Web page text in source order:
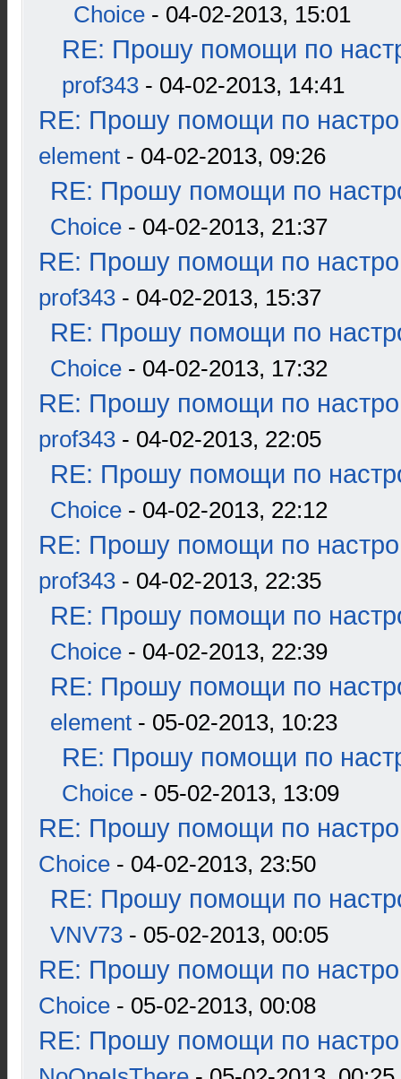
Choice - 04-02-2013, 15:01
RE: Прошу помощи по
prof343 - 04-02-2013, 14:41
RE: Прошу помощи по
element - 04-02-2013, 09:26
RE: Прошу помощи по
Choice - 04-02-2013, 21:37
RE: Прошу помощи по
prof343 - 04-02-2013, 15:37
RE: Прошу помощи по
Choice - 04-02-2013, 17:32
RE: Прошу помощи по
prof343 - 04-02-2013, 22:05
RE: Прошу помощи по
Choice - 04-02-2013, 22:12
RE: Прошу помощи по
prof343 - 04-02-2013, 22:35
RE: Прошу помощи по
Choice - 04-02-2013, 22:39
RE: Прошу помощи по
element - 05-02-2013, 10:23
RE: Прошу помощи по
Choice - 05-02-2013, 13:09
RE: Прошу помощи по
Choice - 04-02-2013, 23:50
RE: Прошу помощи по
VNV73 - 05-02-2013, 00:05
RE: Прошу помощи по
Choice - 05-02-2013, 00:08
RE: Прошу помощи по